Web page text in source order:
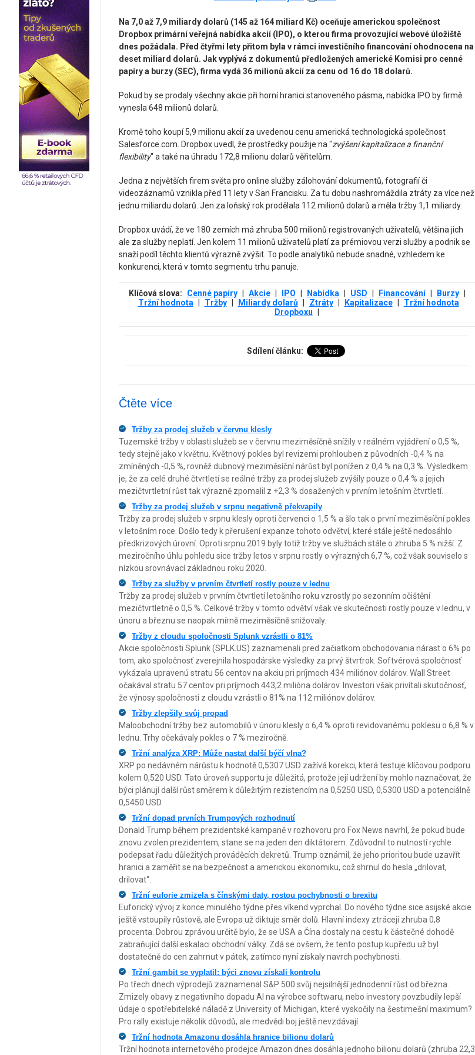
Na 7,0 až 7,9 miliardy dolarů (145 až 164 miliard Kč) oceňuje americkou společnost
Dropbox primární veřejná nabídka akcií (IPO), o kterou firma provozující webové úložiště
dnes požádala. Před čtyřmi lety přitom byla v rámci investičního financování ohodnocena na
deset miliard dolarů. Jak vyplývá z dokumentů předložených americké Komisi pro cenné
papíry a burzy (SEC), firma vydá 36 milionů akcií za cenu od 16 do 18 dolarů.
Pokud by se prodaly všechny akcie při horní hranici stanoveného pásma, nabídka IPO by firmě
vynesla 648 milionů dolarů.
Kromě toho koupí 5,9 milionu akcií za uvedenou cenu americká technologická společnost
Salesforce.com. Dropbox uvedl, že prostředky použije na "zvýšení kapitalizace a finanční
flexibility" a také na úhradu 172,8 milionu dolarů věřitelům.
Jedna z největších firem světa pro online služby zálohování dokumentů, fotografií či
videozáznamů vznikla před 11 lety v San Francisku. Za tu dobu nashromáždila ztráty za více než
jednu miliardu dolarů. Jen za loňský rok prodělala 112 milionů dolarů a měla tržby 1,1 miliardy.
Dropbox uvádí, že ve 180 zemích má zhruba 500 milionů registrovaných uživatelů, většina jich
ale za služby neplatí. Jen kolem 11 milionů uživatelů platí za prémiovou verzi služby a podnik se
snaží podíl těchto klientů výrazně zvýšit. To podle analytiků nebude snadné, vzhledem ke
konkurenci, která v tomto segmentu trhu panuje.
Klíčová slova: Cenné papíry Akcie IPO Nabídka USD Financování Burzy
Tržní hodnota
Tržby Miliardy dolarů Ztráty Kapitalizace
Tržní hodnota
Dropboxu
Sdílení článku:
Čtěte více
Tržby za prodej služeb v červnu klesly
Tuzemské tržby v oblasti služeb se v červnu meziměsíčně snížily v reálném vyjádření o 0,5 %,
tedy stejně jako v květnu. Květnový pokles byl revizemi prohlouben z původních -0,4 % na
zmíněných -0,5 %, rovněž dubnový meziměsíční nárůst byl ponížen z 0,4 % na 0,3 %. Výsledkem
je, že za celé druhé čtvrtletí se reálné tržby za prodej služeb zvýšily pouze o 0,4 % a jejich
mezičtvrtletní růst tak výrazně zpomalil z +2,3 % dosažených v prvním letošním čtvrtletí.
Tržby za prodej služeb v srpnu negativně překvapily
Tržby za prodej služeb v srpnu klesly oproti červenci o 1,5 % a šlo tak o první meziměsíční pokles
v letošním roce. Došlo tedy k přerušení expanze tohoto odvětví, které stále ještě nedosáhlo
předkrizových úrovní. Oproti srpnu 2019 byly totiž tržby ve službách stále o zhruba 5 % nižší. Z
meziročního úhlu pohledu sice tržby letos v srpnu rostly o výrazných 6,7 %, což však souviselo s
nízkou srovnávací základnou roku 2020.
Tržby za služby v prvním čtvrtletí rostly pouze v lednu
Tržby za prodej služeb v prvním čtvrtletí letošního roku vzrostly po sezonním očištění
mezičtvrtletně o 0,5 %. Celkové tržby v tomto odvětví však ve skutečnosti rostly pouze v lednu, v
únoru a březnu se naopak mírně meziměsíčně snižovaly.
Tržby z cloudu spoločnosti Splunk vzrástli o 81%
Akcie spoločnosti Splunk (SPLK.US) zaznamenali pred začiatkom obchodovania nárast o 6% po
tom, ako spoločnosť zverejnila hospodárske výsledky za prvý štvrťrok. Softvérová spoločnosť
vykázala upravenú stratu 56 centov na akciu pri príjmoch 434 miliónov dolárov. Wall Street
očakával stratu 57 centov pri príjmoch 443,2 milióna dolárov. Investori však privítali skutočnosť,
že výnosy spoločnosti z cloudu vzrástli o 81% na 112 miliónov dolárov.
Tržby zlepšily svůj propad
Maloobchodní tržby bez automobilů v únoru klesly o 6,4 % oproti revidovanému poklesu o 6,8 % v
lednu. Trhy očekávaly pokles o 7 % meziročně.
Tržní analýza XRP: Může nastat další býčí vlna?
XRP po nedávném nárůstu k hodnotě 0,5307 USD zažívá korekci, která testuje klíčovou podporu
kolem 0,520 USD. Tato úroveň supportu je důležitá, protože její udržení by mohlo naznačovat, že
býci plánují další růst směrem k důležitým rezistencím na 0,5250 USD, 0,5300 USD a potenciálně
0,5450 USD.
Tržní dopad prvních Trumpových rozhodnutí
Donald Trump během prezidentské kampaně v rozhovoru pro Fox News navrhl, že pokud bude
znovu zvolen prezidentem, stane se na jeden den diktátorem. Zdůvodnil to nutností rychle
podepsat řadu důležitých prováděcích dekretů. Trump oznámil, že jeho prioritou bude uzavřít
hranici a zaměřit se na bezpečnost a americkou ekonomiku, což shrnul do hesla „drilovat,
drilovat“.
Tržní euforie zmizela s čínskými daty, rostou pochybnosti o brexitu
Euforický vývoj z konce minulého týdne přes víkend vyprchal. Do nového týdne sice asijské akcie
ještě vstoupily růstově, ale Evropa už diktuje směr dolů. Hlavní indexy ztrácejí zhruba 0,8
procenta. Dobrou zprávou určitě bylo, že se USA a Čína dostaly na cestu k částečné dohodě
zabraňující další eskalaci obchodní války. Zdá se ovšem, že tento postup kupředu už byl
dostatečně do cen zahrnut v pátek, zatímco nyní získaly navrch pochybnosti.
Tržní gambit se vyplatil: býci znovu získali kontrolu
Po třech dnech výprodejů zaznamenal S&P 500 svůj nejsilnější jednodenní růst od března.
Zmizely obavy z negativního dopadu AI na výrobce softwaru, nebo investory povzbudily lepší
údaje o spotřebitelské náladě z University of Michigan, které vyskočily na šestimešní maximum?
Pro rally existuje několik důvodů, ale medvědi boj ještě nevzdávají.
Tržní hodnota Amazonu dosáhla hranice bilionu dolarů
Tržní hodnota internetového prodejce Amazon dnes dosáhla jednoho bilionu dolarů (zhruba 22,3